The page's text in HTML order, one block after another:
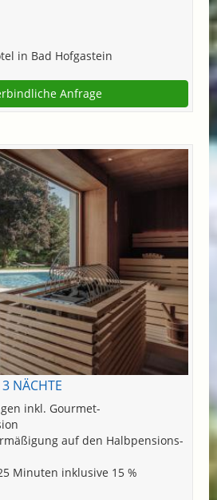
in Bad Hofgastein
Anfrage
NÄCHTE
inkl. Gourmet-
auf den Halbpensions-
Minuten inklusive 15 %